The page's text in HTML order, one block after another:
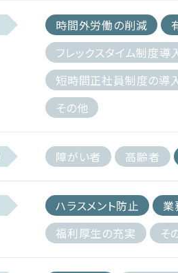
時間外労働の削減
フレックスタイム制度導
短時間正社員制度の導
その他
障がい者 高齢者
ハラスメント防止 業
福利厚生の充実
そ